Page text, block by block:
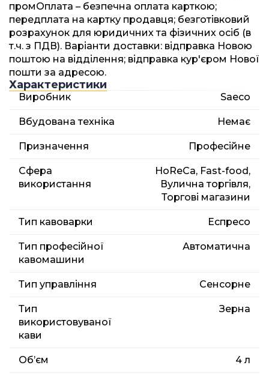
промОплата – безпечна оплата карткою;
передплата на картку продавця; безготівковий
розрахунок для юридичних та фізичних осіб (в
т.ч. з ПДВ). Варіанти доставки: відправка Новою
поштою на відділення; відправка кур'єром Нової
пошти за адресою.
Характеристики
Виробник Saeco
Вбудована техніка Немає
Призначення Професійне
Сфера
використання
HoReCa, Fast-food,
Вулична торгівля,
Торгові магазини
Тип кавоварки Еспресо
Тип професійної
кавомашини
Автоматична
Тип управління Сенсорне
Тип
використовуваної
кави
Зерна
Об’єм 4 л